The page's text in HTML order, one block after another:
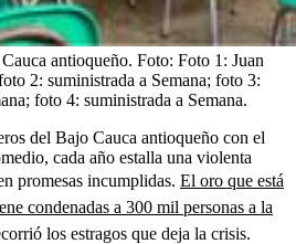
antioqueño. Foto: Foto 1: Juan
2: suministrada a Semana; foto 3:
foto 4: suministrada a Semana.
del Bajo Cauca antioqueño con el
cada año estalla una violenta
promesas incumplidas. El oro que está
condenadas a 300 mil personas a la
los estragos que deja la crisis.